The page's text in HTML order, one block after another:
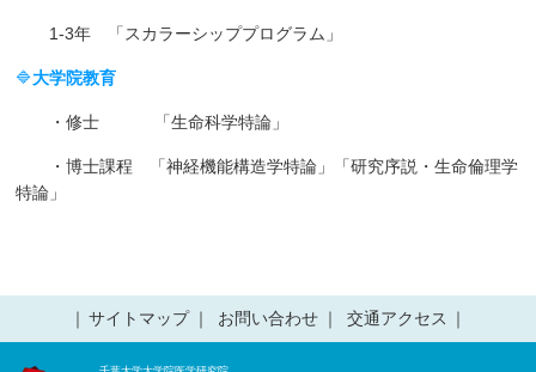
1-3年 「スカラーシッププログラム」
🔷大学院教育
・修士 「生命科学特論」
・博士課程 「神経機能構造学特論」「研究序説・生命倫理学
特論」
サイトマップ お問い合わせ 交通アクセス